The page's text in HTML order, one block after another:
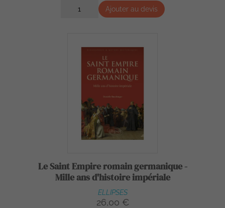
Ajouter au devis
Le Saint Empire romain germanique -
Mille ans d'histoire impériale
ELLIPSES
26,00 €